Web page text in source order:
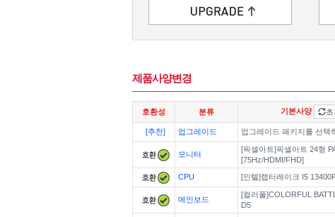
제품사양변경
호환성 분류 기본사양
[추천] 업그레이드 업그레이드 패키지를 선택
모니터
[픽셀아트]픽셀아트 24형
[75Hz/HDMI/FHD]
CPU
[인텔]랩터레이크 I5
메인보드
[컬러풀]COLORFUL
D5